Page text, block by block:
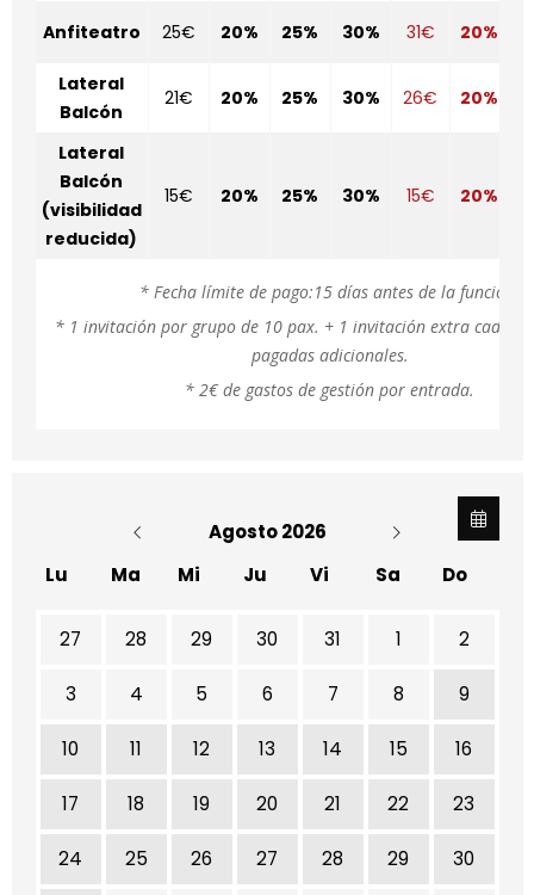
Anfiteatro 25€ 20% 25% 30% 31€ 20%
Lateral
Balcón
21€ 20% 25% 30% 26€ 20%
Lateral
Balcón
(visibilidad
reducida)
15€ 20% 25% 30% 15€ 20%
* Fecha límite de pago:15 días antes de la función.
* 1 invitación por grupo de 10 pax. + 1 invitación extra cada
pagadas adicionales.
* 2€ de gastos de gestión por entrada.
Agosto 2026
Lu
Ma Mi Ju Vi Sa Do
No hay ninguna actividad este mes
27 28 29 30 31 1 2
3 4 5 6 7 8 9
10 11 12 13 14 15 16
17 18 19 20 21 22 23
24 25 26 27 28 29 30